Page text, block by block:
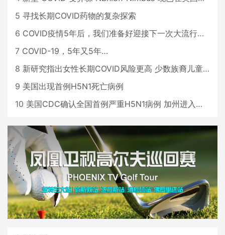
5 寻找长期COVID药物的复杂探索
6 COVID疫情5年后，我们准备好迎接下一次大流行了吗？
7 COVID-19，5年又5年…
8 新研究指出女性长期COVID风险更高 少数族裔儿童存在差异
9 美国出现首例H5N1死亡病例
10 美国CDC确认全国首例严重H5N1病例 加州进入紧急状态